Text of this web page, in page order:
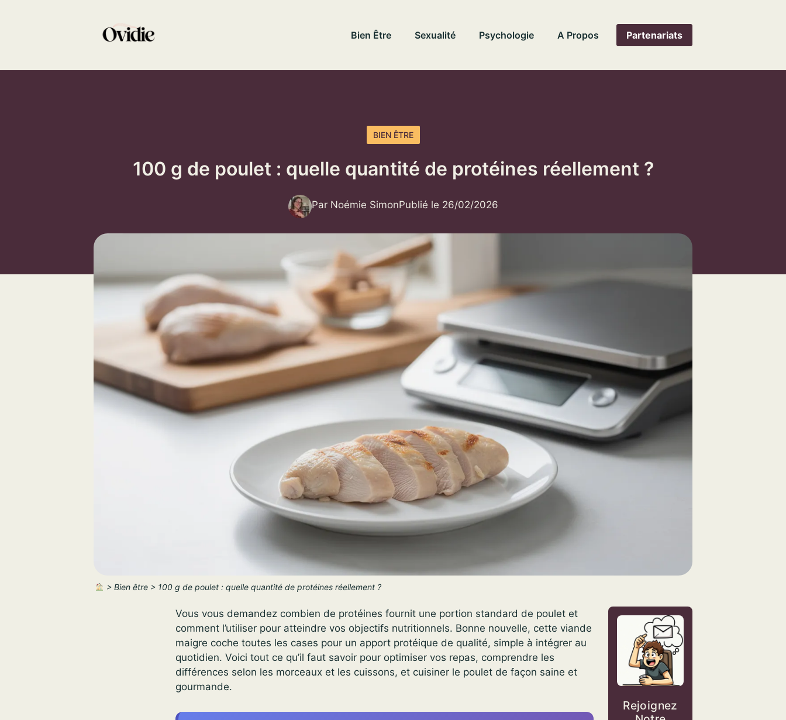
Bien Être Sexualité Psychologie A Propos Partenariats
BIEN ÊTRE
100 g de poulet : quelle quantité de protéines réellement ?
Par Noémie SimonPublié le 26/02/2026
> Bien être> 100 g de poulet : quelle quantité de protéines réellement ?
Vous vous demandez combien de protéines fournit une portion standard de poulet et
comment l’utiliser pour atteindre vos objectifs nutritionnels. Bonne nouvelle, cette viande
maigre coche toutes les cases pour un apport protéique de qualité, simple à intégrer au
quotidien. Voici tout ce qu’il faut savoir pour optimiser vos repas, comprendre les
différences selon les morceaux et les cuissons, et cuisiner le poulet de façon saine et
gourmande.
Rejoignez